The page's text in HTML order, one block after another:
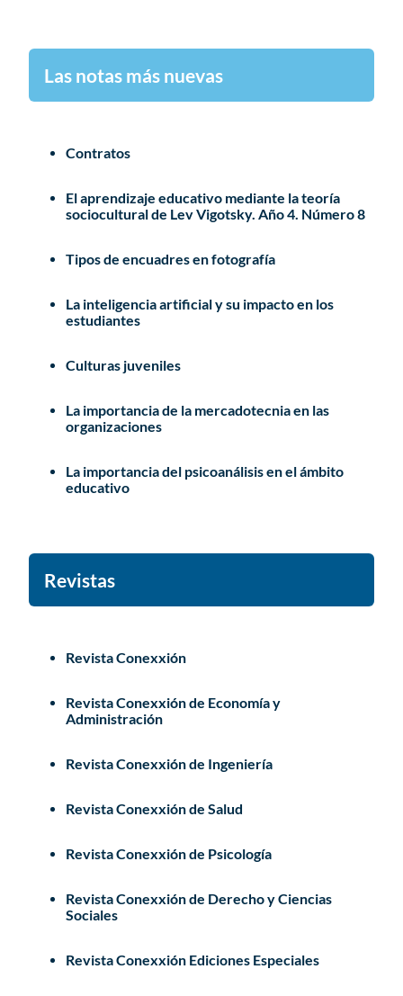
Las notas más nuevas
Contratos
El aprendizaje educativo mediante la teoría
sociocultural de Lev Vigotsky. Año 4. Número 8
Tipos de encuadres en fotografía
La inteligencia artificial y su impacto en los
estudiantes
Culturas juveniles
La importancia de la mercadotecnia en las
organizaciones
La importancia del psicoanálisis en el ámbito
educativo
Revistas
Revista Conexxión
Revista Conexxión de Economía y
Administración
Revista Conexxión de Ingeniería
Revista Conexxión de Salud
Revista Conexxión de Psicología
Revista Conexxión de Derecho y Ciencias
Sociales
Revista Conexxión Ediciones Especiales